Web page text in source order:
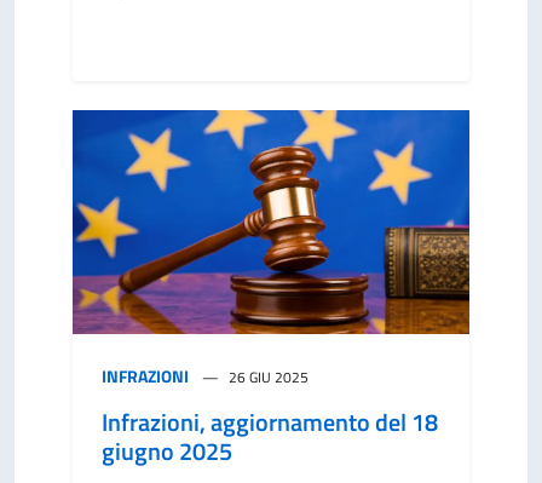
INFRAZIONI 26 GIU 2025
Infrazioni, aggiornamento del 18
giugno 2025